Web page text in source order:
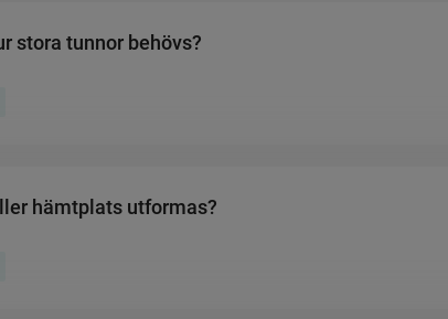
stora tunnor behövs?
hämtplats utformas?